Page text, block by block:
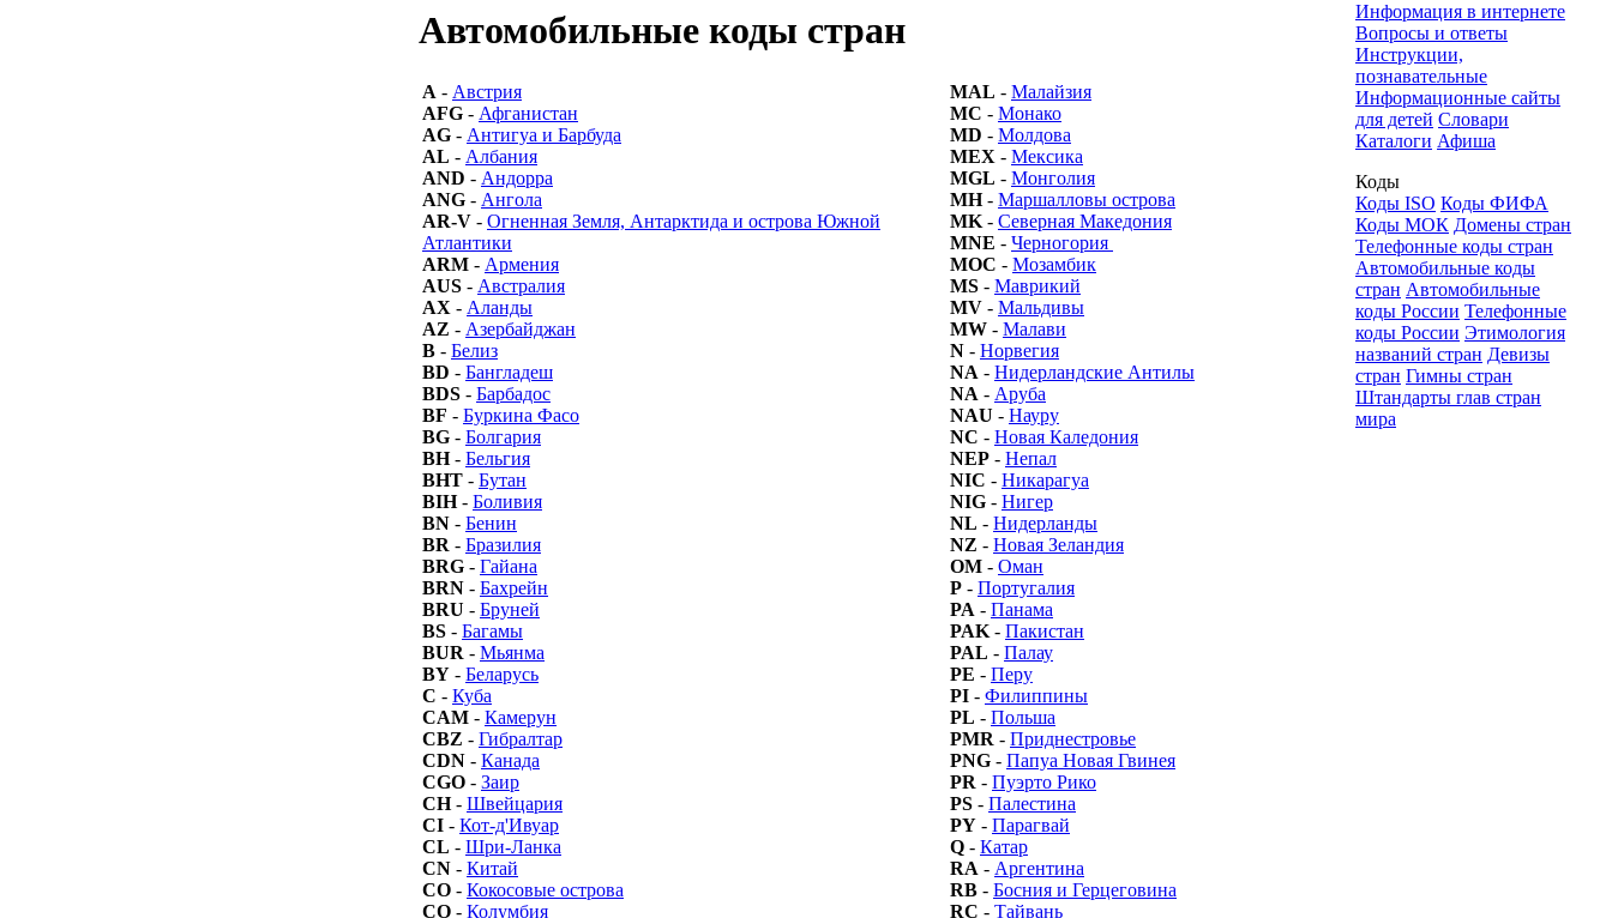
Автомобильные коды стран
A - Австрия
AFG - Афганистан
AG - Антигуа и Барбуда
AL - Албания
AND - Андорра
ANG - Ангола
AR-V - Огненная Земля, Антарктида и острова Южной
Атлантики
ARM - Армения
AUS - Австралия
AX - Аланды
AZ - Азербайджан
B - Белиз
BD - Бангладеш
BDS - Барбадос
BF - Буркина Фасо
BG - Болгария
BH- Бельгия
BHT - Бутан
BIH- Боливия
BN - Бенин
BR - Бразилия
BRG - Гайана
BRN - Бахрейн
BRU - Бруней
BS - Багамы
BUR - Мьянма
BY - Беларусь
C - Куба
CAM - Камерун
CBZ - Гибралтар
CDN - Канада
CGO - Заир
CH- Швейцария
CI - Кот-д'Ивуар
CL - Шри-Ланка
CN - Китай
CO - Кокосовые острова
CO - Колумбия
MAL - Малайзия
MC - Монако
MD - Молдова
MEX - Мексика
MGL - Монголия
MH- Маршалловы острова
MK - Северная Македония
MNE - Черногория
MOC - Мозамбик
MS - Маврикий
MV - Мальдивы
MW - Малави
N - Норвегия
NA - Нидерландские Антилы
NA - Аруба
NAU - Науру
NC - Новая Каледония
NEP - Непал
NIC - Никарагуа
NIG - Нигер
NL - Нидерланды
NZ - Новая Зеландия
OM - Оман
P - Португалия
PA - Панама
PAK - Пакистан
PAL - Палау
PE - Перу
PI - Филиппины
PL - Польша
PMR - Приднестровье
PNG - Папуа Новая Гвинея
PR - Пуэрто Рико
PS - Палестина
PY - Парагвай
Q - Катар
RA - Аргентина
RB - Босния и Герцеговина
RC - Тайвань
Информация в интернете
Вопросы и ответы
Инструкции,
познавательные
Информационные сайты
для детей Словари
Каталоги Афиша
Коды
Коды ISO Коды ФИФА
Коды МОК Домены стран
Телефонные коды стран
Автомобильные коды
стран Автомобильные
коды России Телефонные
коды России Этимология
названий стран Девизы
стран Гимны стран
Штандарты глав стран
мира